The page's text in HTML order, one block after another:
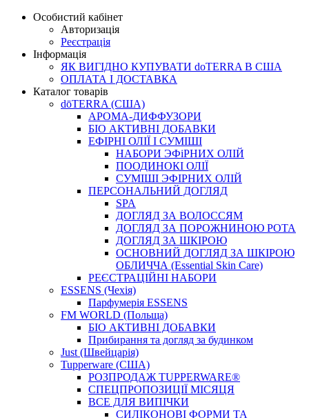
Особистий кабінет
Авторизація
Реєстрація
Інформація
ЯК ВИГІДНО КУПУВАТИ doTERRA В США
ОПЛАТА І ДОСТАВКА
Каталог товарів
dōTERRA (США)
АРОМА-ДИФФУЗОРИ
БІО АКТИВНІ ДОБАВКИ
ЕФІРНІ ОЛІЇ І СУМІШІ
НАБОРИ ЭФіРНИХ ОЛІЙ
ПООДИНОКІ ОЛІЇ
СУМІШІ ЭФІРНИХ ОЛІЙ
ПЕРСОНАЛЬНИЙ ДОГЛЯД
SPA
ДОГЛЯД ЗА ВОЛОССЯМ
ДОГЛЯД ЗА ПОРОЖНИНОЮ РОТА
ДОГЛЯД ЗА ШКІРОЮ
ОСНОВНИЙ ДОГЛЯД ЗА ШКІРОЮ
ОБЛИЧЧА (Essential Skin Care)
РЕЄСТРАЦІЙНІ НАБОРИ
ESSENS (Чехія)
Парфумерія ESSENS
FM WORLD (Польща)
БІО АКТИВНІ ДОБАВКИ
Прибирання та догляд за будинком
Just (Швейцарія)
Tupperware (США)
РОЗПРОДАЖ TUPPERWARE®
СПЕЦПРОПОЗИЦІЇ МІСЯЦЯ
ВСЕ ДЛЯ ВИПІЧКИ
СИЛІКОНОВІ ФОРМИ ТА